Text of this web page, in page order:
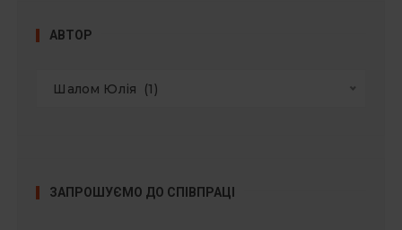
АВТОР
Шалом Юлія  (1)
ЗАПРОШУЄМО ДО СПІВПРАЦІ